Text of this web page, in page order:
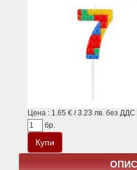
Цена : 1.65 € / 3.23 лв. без ДДС
бр.